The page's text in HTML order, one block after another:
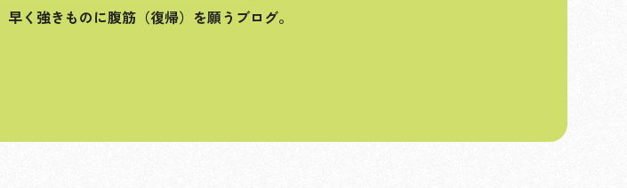
早く強きものに腹筋（復帰）を願うブログ。